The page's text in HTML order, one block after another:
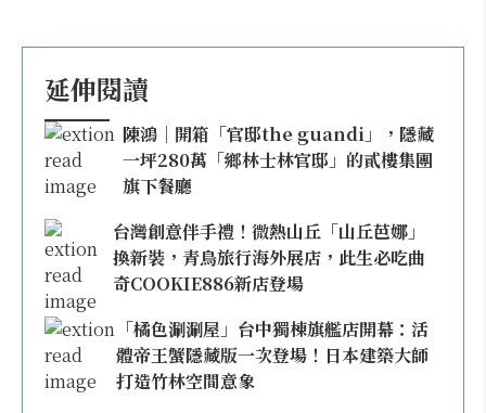
延伸閱讀
陳鴻｜開箱「官邸the guandi」，隱藏
一坪280萬「鄉林士林官邸」的貳樓集團
旗下餐廳
台灣創意伴手禮！微熱山丘「山丘芭娜」
換新裝，青鳥旅行海外展店，此生必吃曲
奇COOKIE886新店登場
「橘色涮涮屋」台中獨棟旗艦店開幕：活
體帝王蟹隱藏版一次登場！日本建築大師
打造竹林空間意象